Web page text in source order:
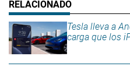
Tesla lleva a
carga que los